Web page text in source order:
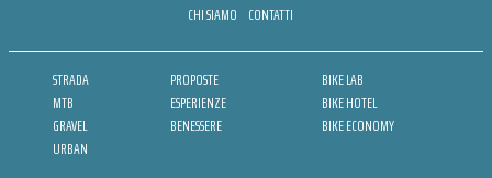
CHI SIAMO CONTATTI
STRADA
MTB
GRAVEL
URBAN
PROPOSTE
ESPERIENZE
BENESSERE
BIKE LAB
BIKE HOTEL
BIKE ECONOMY